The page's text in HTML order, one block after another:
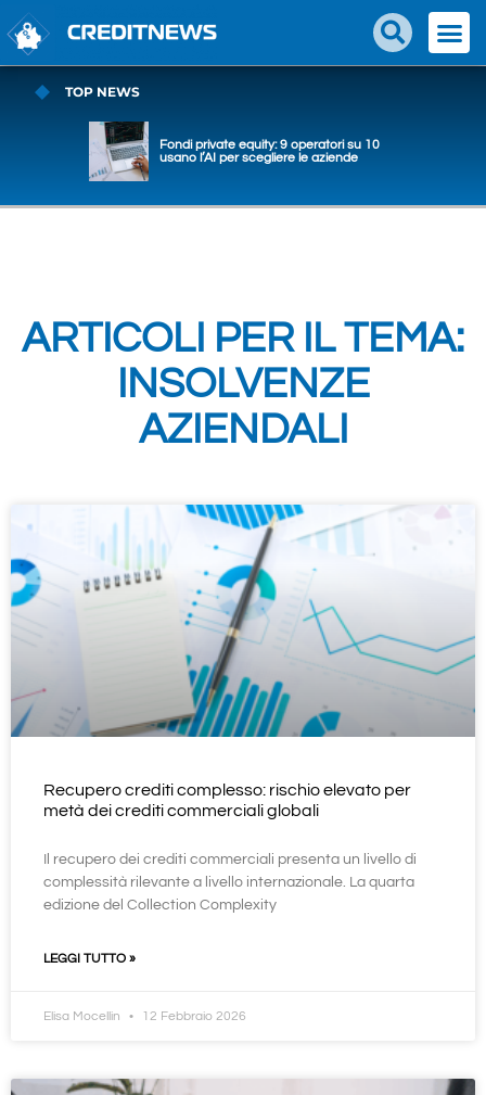
TOP NEWS
Fondi private equity: 9 operatori su 10
usano l’AI per scegliere le aziende
ARTICOLI PER IL TEMA:
INSOLVENZE
AZIENDALI
Recupero crediti complesso: rischio elevato per
metà dei crediti commerciali globali
Il recupero dei crediti commerciali presenta un livello di
complessità rilevante a livello internazionale. La quarta
edizione del Collection Complexity
LEGGI TUTTO »
Elisa Mocellin 12 Febbraio 2026